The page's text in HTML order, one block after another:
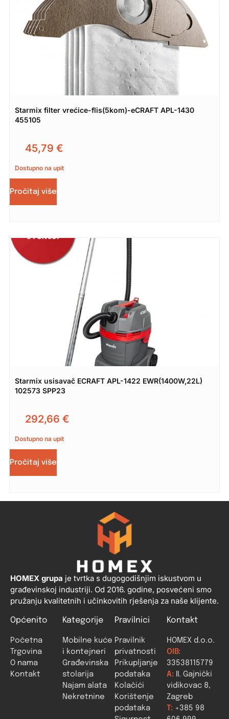
Starmix filter vrećice-flis(5kom)-eCRAFT APL-1430
455105
45,79 €
Dostupno na upit
Pročitaj više
Starmix usisavač ECRAFT APL-1422 EWR(1400W,22L)
102573 SPP23
292,66 €
Dostupno na upit
Pročitaj više
HOMEX grupa je tvrtka s dugogodišnjim iskustvom u
građevinskoj industriji. Od 2016. godine, posvećeni smo
pružanju kvalitetnih i učinkovitih rješenja za naše klijente.
Općenito
Početna
Trgovina
O nama
Kontakt
Kategorije
Mobilne kuće
i kontejneri
Građevinska
stolarija
Najam alata
Nekretnine
Pravilnici
Pravilnik
privatnosti
Prikupljanje
podataka
Kolačići
Korištenje
podataka
Kontakt
HOMEX d.o.o.
OIB:
33538115779
A: II. Gajnički
vidikovac 8,
Zagreb
T: +385 98